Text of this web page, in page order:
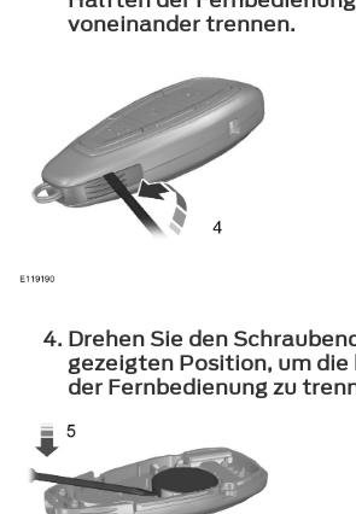
voneinander trennen.
Drehen Sie den
gezeigten Position, um
der Fernbedienung zu